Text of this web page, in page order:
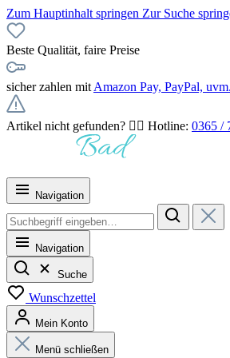
Zum Hauptinhalt springen Zur Suche
Beste Qualität, faire Preise
sicher zahlen mit Amazon Pay, PayPal, uvm.
Artikel nicht gefunden? 👉🏻 Hotline: 0365 /
Navigation
Navigation
Suche
Wunschzettel
Mein Konto
Menü schließen